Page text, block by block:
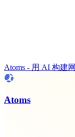
Atoms - 用 AI 构建
Atoms